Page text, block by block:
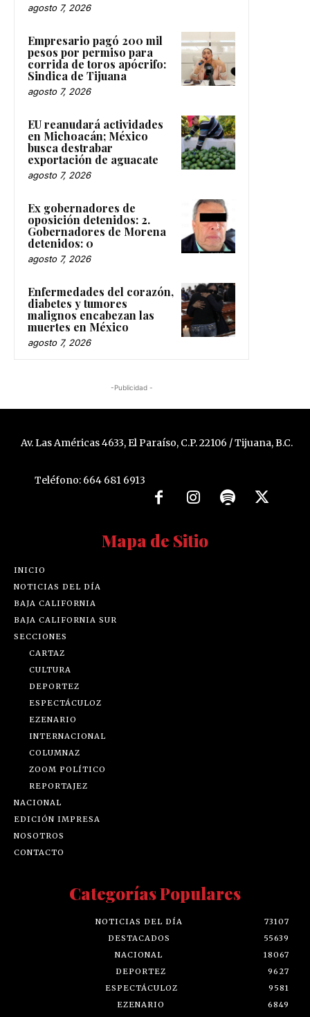
agosto 7, 2026
Empresario pagó 200 mil
pesos por permiso para
corrida de toros apócrifo:
Sindica de Tijuana
agosto 7, 2026
EU reanudará actividades
en Michoacán; México
busca destrabar
exportación de aguacate
agosto 7, 2026
Ex gobernadores de
oposición detenidos: 2.
Gobernadores de Morena
detenidos: 0
agosto 7, 2026
Enfermedades del corazón,
diabetes y tumores
malignos encabezan las
muertes en México
agosto 7, 2026
-Publicidad -
Av. Las Américas 4633, El Paraíso, C.P. 22106 / Tijuana, B.C.
Teléfono: 664 681 6913
Mapa de Sitio
INICIO
NOTICIAS DEL DÍA
BAJA CALIFORNIA
BAJA CALIFORNIA SUR
SECCIONES
CARTAZ
CULTURA
DEPORTEZ
ESPECTÁCULOZ
EZENARIO
INTERNACIONAL
COLUMNAZ
ZOOM POLÍTICO
REPORTAJEZ
NACIONAL
EDICIÓN IMPRESA
NOSOTROS
CONTACTO
Categorías Populares
NOTICIAS DEL DÍA
73107
DESTACADOS
55639
NACIONAL
18067
DEPORTEZ
9627
ESPECTÁCULOZ
9581
EZENARIO
6849